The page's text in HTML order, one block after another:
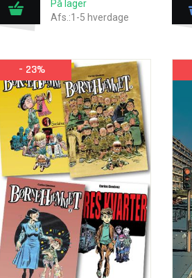
På lager
Afs.:1-5 hverdage
- 23%